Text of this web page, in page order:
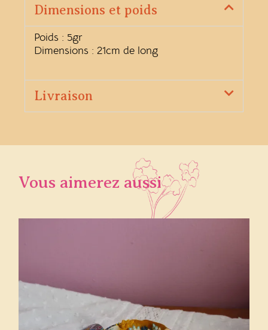
Dimensions et poids
Poids : 5gr
Dimensions : 21cm de long
Livraison
Vous aimerez aussi